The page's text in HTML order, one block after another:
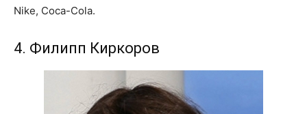
Nike, Coca-Cola.
4. Филипп Киркоров